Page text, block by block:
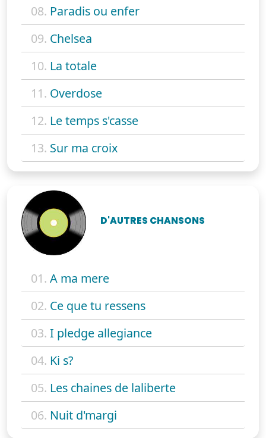
08. Paradis ou enfer
09. Chelsea
10. La totale
11. Overdose
12. Le temps s'casse
13. Sur ma croix
D'AUTRES CHANSONS
01. A ma mere
02. Ce que tu ressens
03. I pledge allegiance
04. Ki s?
05. Les chaines de laliberte
06. Nuit d'margi